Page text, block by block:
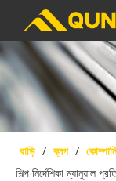
বাড়ি / ব্লগ /
শিল্প নির্দেশিকা ম্যানুয়াল